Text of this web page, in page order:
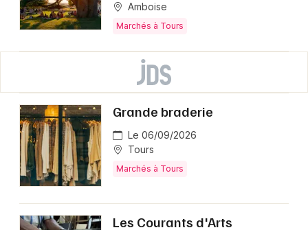
Amboise
Marchés à Tours
Grande braderie
Le 06/09/2026
Tours
Marchés à Tours
Les Courants d'Arts